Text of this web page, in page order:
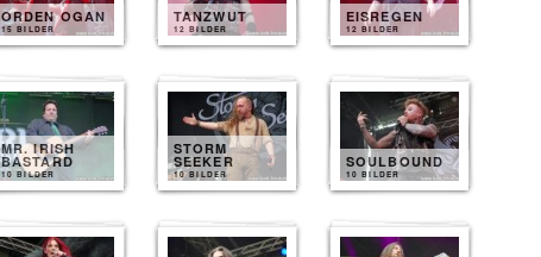
ORDEN OGAN
15 BILDER
TANZWUT
12 BILDER
EISREGEN
12 BILDER
MR. IRISH
BASTARD
10 BILDER
STORM
SEEKER
10 BILDER
SOULBOUND
10 BILDER